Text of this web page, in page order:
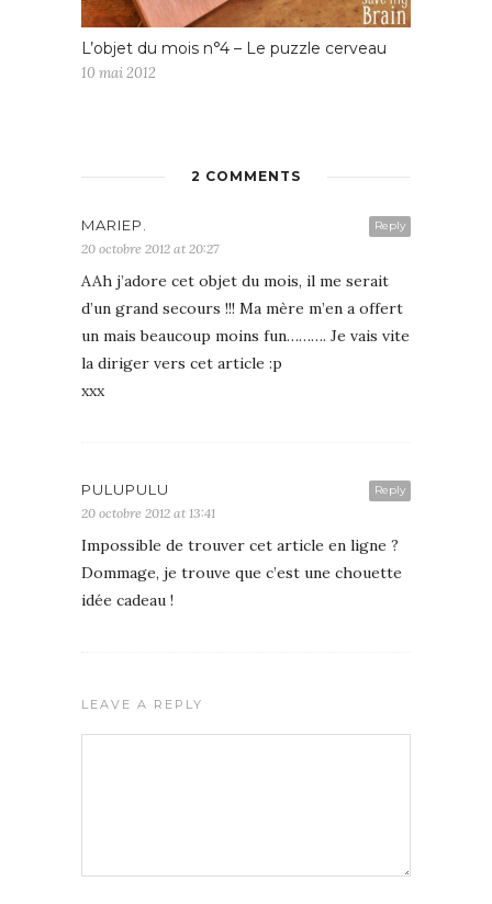
L’objet du mois n°4 – Le puzzle cerveau
10 mai 2012
2 COMMENTS
Reply
MARIEP.
20 octobre 2012 at 20:27
AAh j’adore cet objet du mois, il me serait
d’un grand secours !!! Ma mère m’en a offert
un mais beaucoup moins fun………. Je vais vite
la diriger vers cet article :p
xxx
Reply
PULUPULU
20 octobre 2012 at 13:41
Impossible de trouver cet article en ligne ?
Dommage, je trouve que c’est une chouette
idée cadeau !
LEAVE A REPLY